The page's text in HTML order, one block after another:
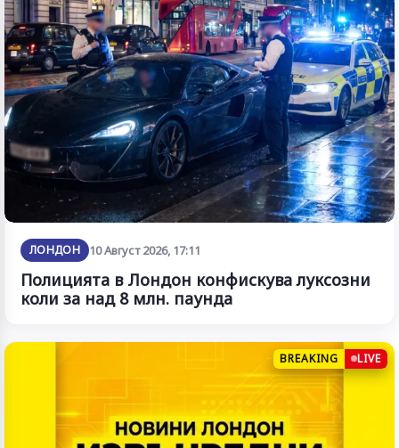
ЛОНДОН 10 Август 2026, 17:11
Полицията в Лондон конфискува луксозни
коли за над 8 млн. паунда
BREAKING LIVE